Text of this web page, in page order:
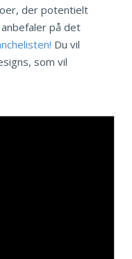
der potentielt
på det
Du vil
som vil